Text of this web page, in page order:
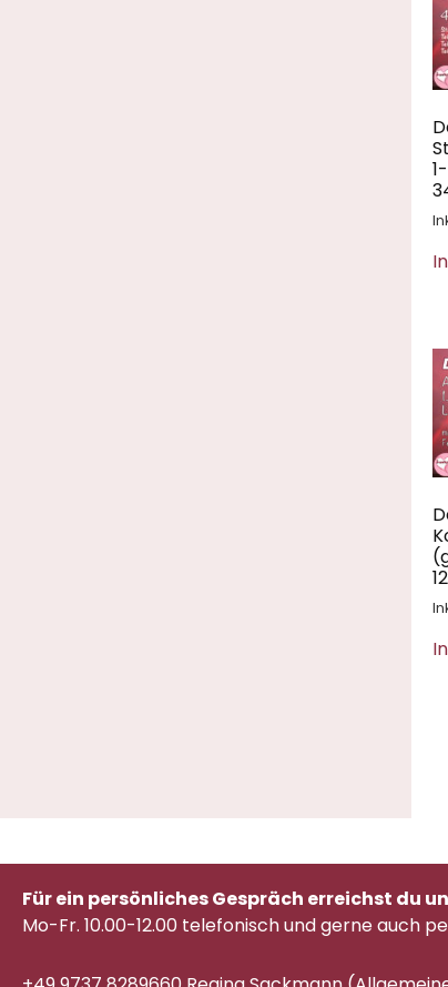
Für ein persönliches Gespräch erreichst du
Mo-Fr. 10.00-12.00 telefonischund gerne auch